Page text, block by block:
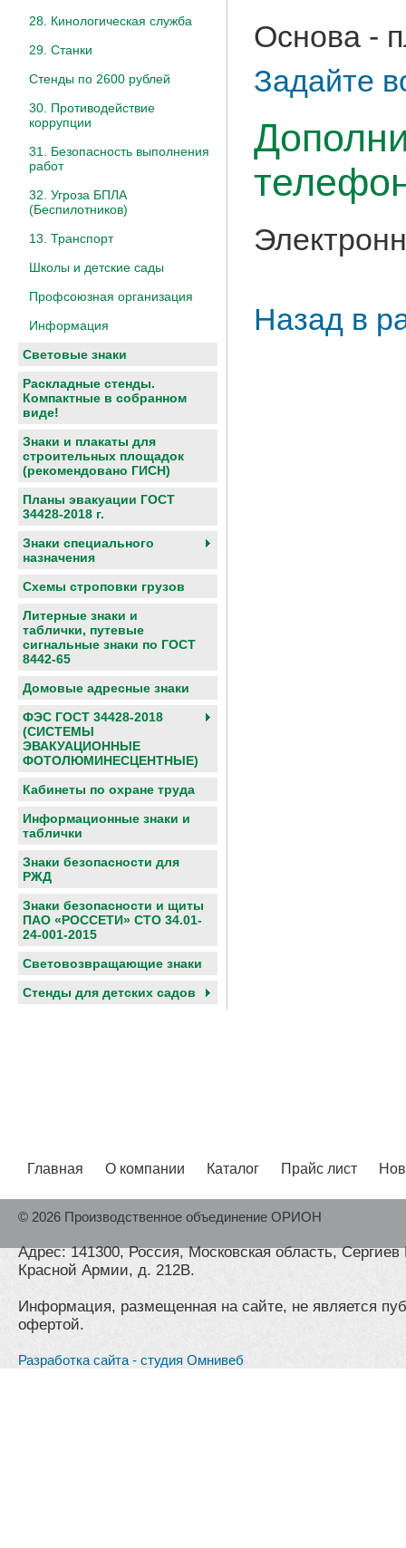
28. Кинологическая служба
29. Станки
Стенды по 2600 рублей
30. Противодействие
коррупции
31. Безопасность выполнения
работ
32. Угроза БПЛА
(Беспилотников)
13. Транспорт
Школы и детские сады
Профсоюзная организация
Информация
Световые знаки
Раскладные стенды.
Компактные в собранном
виде!
Знаки и плакаты для
строительных площадок
(рекомендовано ГИСН)
Планы эвакуации ГОСТ
34428-2018 г.
Знаки специального
назначения
Схемы строповки грузов
Литерные знаки и
таблички, путевые
сигнальные знаки по ГОСТ
8442-65
Домовые адресные знаки
ФЭС ГОСТ 34428-2018
(СИСТЕМЫ
ЭВАКУАЦИОННЫЕ
ФОТОЛЮМИНЕСЦЕНТНЫЕ)
Кабинеты по охране труда
Информационные знаки и
таблички
Знаки безопасности для
РЖД
Знаки безопасности и щиты
ПАО «РОССЕТИ» СТО 34.01-
24-001-2015
Световозвращающие знаки
Cтенды для детских садов
Основа -
Задайте
Назад в
Главная О компании Каталог Прайс лист
© 2026 Производственное объединение ОРИОН
Адрес: 141300, Россия, Московская область,
Красной Армии, д. 212В.
Информация, размещенная на сайте, не является
офертой.
Разработка сайта - студия Омнивеб